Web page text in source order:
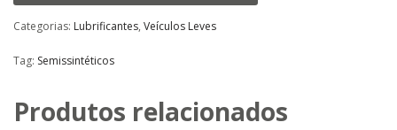
Categorias: Lubrificantes, Veículos Leves
Tag: Semissintéticos
Produtos relacionados